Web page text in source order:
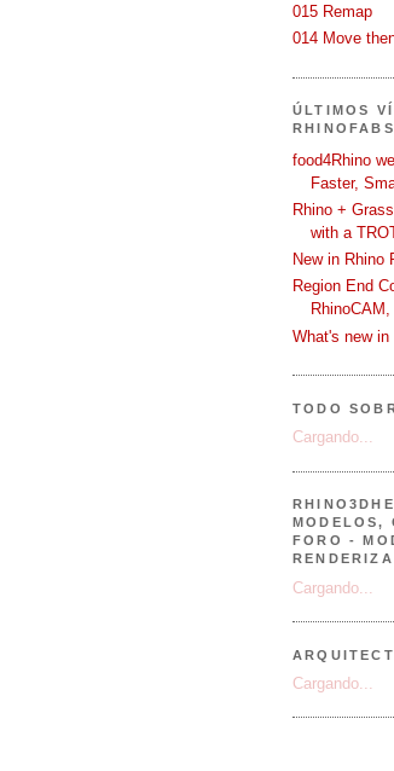
015 Remap
014 Move
ÚLTIMOS
food4Rhino
Faster,
Rhino +
with a
New in Rhino
Region End
What's new
TODO
Cargando...
MODELOS,
FORO -
Cargando...
Cargando...